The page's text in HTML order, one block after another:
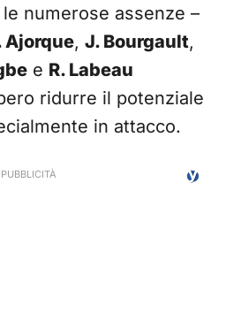
numerose assenze –
Ajorque, J. Bourgault,
e R. Labeau
ridurre il potenziale
in attacco.